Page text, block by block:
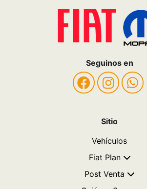
Seguinos en
Sitio
Vehículos
Fiat Plan
Post Venta